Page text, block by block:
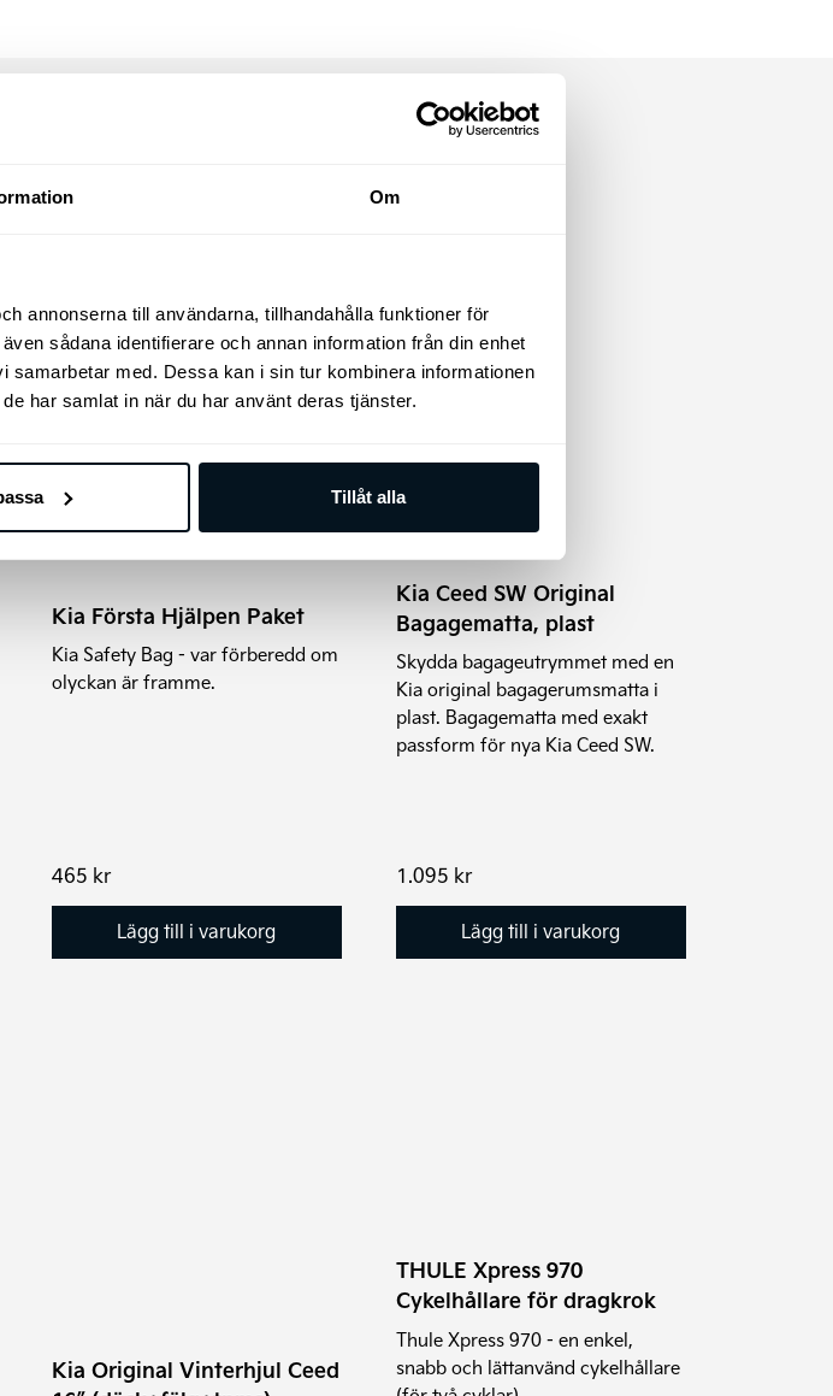
Om
annonserna till användarna, tillhandahålla funktioner för
sådana identifierare och annan information från din enhet
med. Dessa kan i sin tur kombinera informationen
har samlat in när du har använt deras tjänster.
Tillåt alla
Kia Första Hjälpen Paket
Kia Safety Bag - var förberedd om
olyckan är framme.
465 kr
Lägg till i varukorg
Kia Ceed SW Original
Bagagematta, plast
Skydda bagageutrymmet med en
Kia original bagagerumsmatta i
plast. Bagagematta med exakt
passform för nya Kia Ceed SW.
1.095 kr
Lägg till i varukorg
Kia Original Vinterhjul Ceed
väljas
THULE Xpress 970
Cykelhållare för dragkrok
Thule Xpress 970 - en enkel,
snabb och lättanvänd cykelhållare
olika
alternativen
kan
väljas